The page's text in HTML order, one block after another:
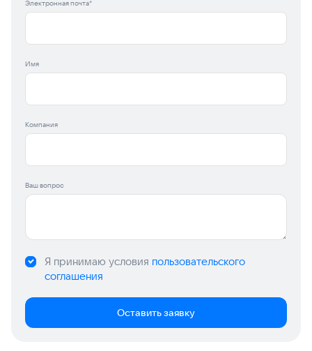
Электронная почта*
Имя
Компания
Ваш вопрос
Я принимаю условия пользовательского
соглашения
Оставить заявку